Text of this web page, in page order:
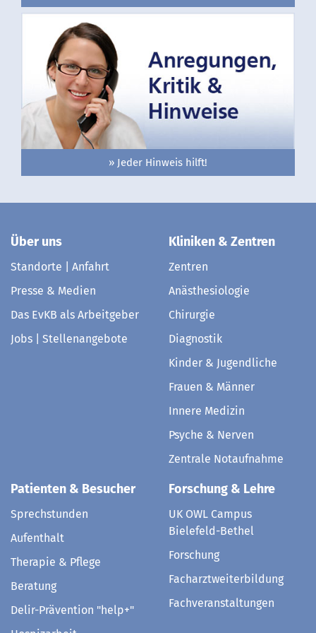
» Jeder Hinweis hilft!
Über uns
Standorte | Anfahrt
Presse & Medien
Das EvKB als Arbeitgeber
Jobs | Stellenangebote
Kliniken & Zentren
Zentren
Anästhesiologie
Chirurgie
Diagnostik
Kinder & Jugendliche
Frauen & Männer
Innere Medizin
Psyche & Nerven
Zentrale Notaufnahme
Patienten & Besucher
Sprechstunden
Aufenthalt
Therapie & Pflege
Beratung
Delir-Prävention "help+"
Forschung & Lehre
UK OWL Campus
Bielefeld-Bethel
Forschung
Facharztweiterbildung
Fachveranstaltungen